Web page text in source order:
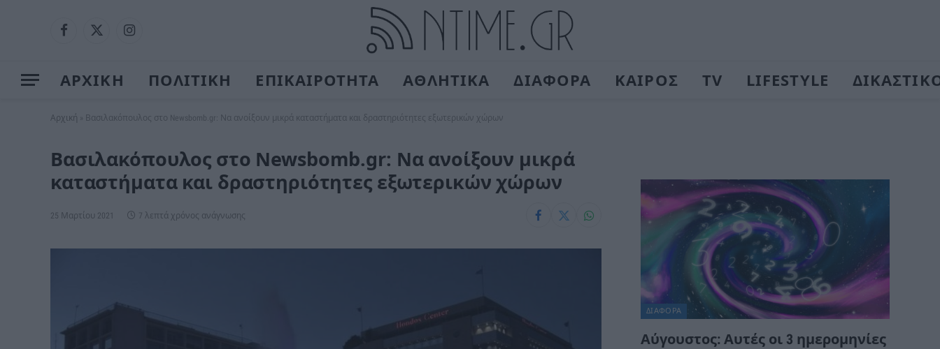
Facebook
X
Instagram
ΑΡΧΙΚΗ ΠΟΛΙΤΙΚΗ ΕΠΙΚΑΙΡΟΤΗΤΑ ΑΘΛΗΤΙΚΑ ΔΙΑΦΟΡΑ ΚΑΙΡΟΣ TV LIFESTYLE
Αρχική Βασιλακόπουλος στο Newsbomb.gr: Να ανοίξουν μικρά καταστήματα και δραστηριότητες εξωτερικών χώρων
Βασιλακόπουλος στο Newsbomb.gr: Να ανοίξουν μικρά
καταστήματα και δραστηριότητες εξωτερικών χώρων
25 Μαρτίου 2021 7 λεπτά χρόνος ανάγνωσης
ΔΙΆΦΟΡΑ
Αύγουστος: Αυτές οι 3 ημερομηνίες